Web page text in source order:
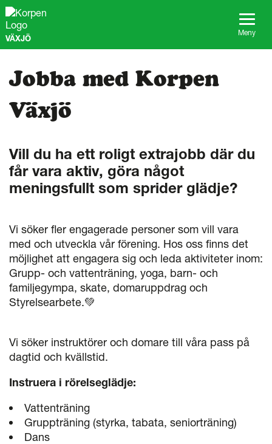
G
VÄXJÖ
Meny
Jobba med Korpen
Växjö
Vill du ha ett roligt extrajobb där du
får vara aktiv, göra något
meningsfullt som sprider glädje?
Vi söker fler engagerade personer som vill vara
med och utveckla vår förening. Hos oss finns det
möjlighet att engagera sig och leda aktiviteter inom:
Grupp- och vattenträning, yoga, barn- och
familjegympa, skate, domaruppdrag och
Styrelsearbete.💚
Vi söker instruktörer och domare till våra pass på
dagtid och kvällstid.
Instruera i rörelseglädje:
Vattenträning
Gruppträning (styrka, tabata, seniorträning)
Dans